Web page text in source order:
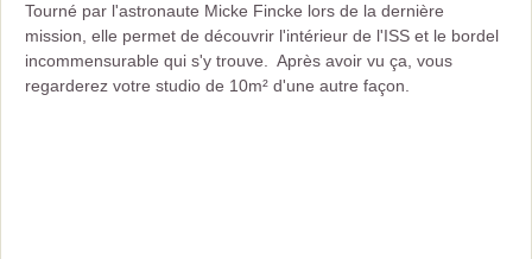
Tourné par l'astronaute Micke Fincke lors de la dernière
mission, elle permet de découvrir l'intérieur de l'ISS et le bordel
incommensurable qui s'y trouve. Après avoir vu ça, vous
regarderez votre studio de 10m² d'une autre façon.